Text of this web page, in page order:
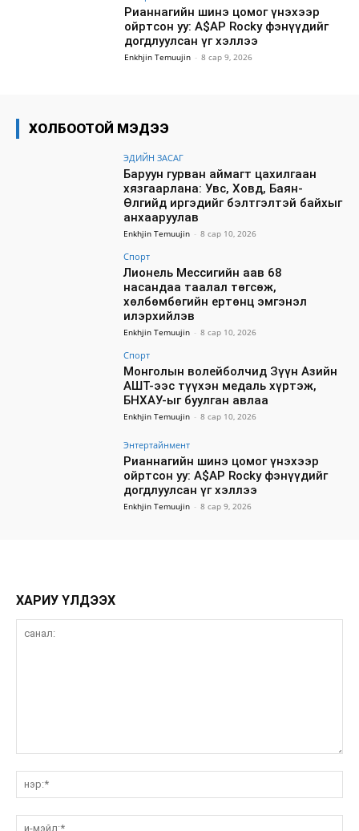
Рианнагийн шинэ цомог үнэхээр
ойртсон уу: A$AP Rocky фэнүүдийг
догдлуулсан үг хэллээ
Enkhjin Temuujin - 8 сар 9, 2026
ХОЛБООТОЙ МЭДЭЭ
ЭДИЙН ЗАСАГ
Баруун гурван аймагт цахилгаан
хязгаарлана: Увс, Ховд, Баян-
Өлгийд иргэдийг бэлтгэлтэй байхыг
анхааруулав
Enkhjin Temuujin - 8 сар 10, 2026
Спорт
Лионель Мессигийн аав 68
насандаа таалал төгсөж,
хөлбөмбөгийн ертөнц эмгэнэл
илэрхийлэв
Enkhjin Temuujin - 8 сар 10, 2026
Спорт
Монголын волейболчид Зүүн Азийн
АШТ-ээс түүхэн медаль хүртэж,
БНХАУ-ыг буулган авлаа
Enkhjin Temuujin - 8 сар 10, 2026
Энтертайнмент
Рианнагийн шинэ цомог үнэхээр
ойртсон уу: A$AP Rocky фэнүүдийг
догдлуулсан үг хэллээ
Enkhjin Temuujin - 8 сар 9, 2026
ХАРИУ ҮЛДЭЭХ